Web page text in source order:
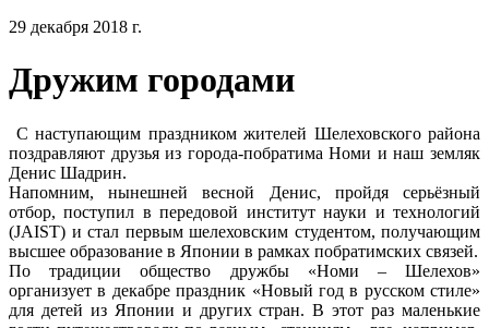
29 декабря 2018 г.
Дружим городами
С наступающим праздником жителей Шелеховского района
поздравляют друзья из города-побратима Номи и наш земляк
Денис Шадрин.
Напомним, нынешней весной Денис, пройдя серьёзный
отбор, поступил в передовой институт науки и технологий
(JAISТ) и стал первым шелеховским студентом, получающим
высшее образование в Японии в рамках побратимских связей.
По традиции общество дружбы «Номи – Шелехов»
организует в декабре праздник «Новый год в русском стиле»
для детей из Японии и других стран. В этот раз маленькие